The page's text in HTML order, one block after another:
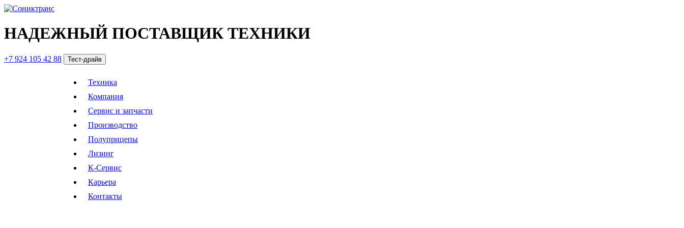
НАДЕЖНЫЙ ПОСТАВЩИК ТЕХНИКИ
+7 924 105 42 88 Тест-драйв
Техника
Компания
Сервис и запчасти
Производство
Полуприцепы
Лизинг
К-Сервис
Карьера
Контакты